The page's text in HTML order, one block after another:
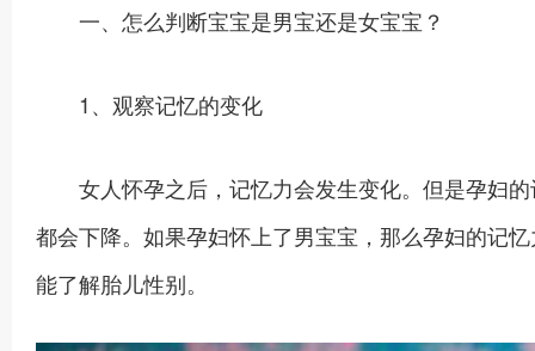
一、怎么判断宝宝是男宝还是女宝宝？
1、观察记忆的变化
女人怀孕之后，记忆力会发生变化。但是孕妇的
都会下降。如果孕妇怀上了男宝宝，那么孕妇的记
能了解胎儿性别。